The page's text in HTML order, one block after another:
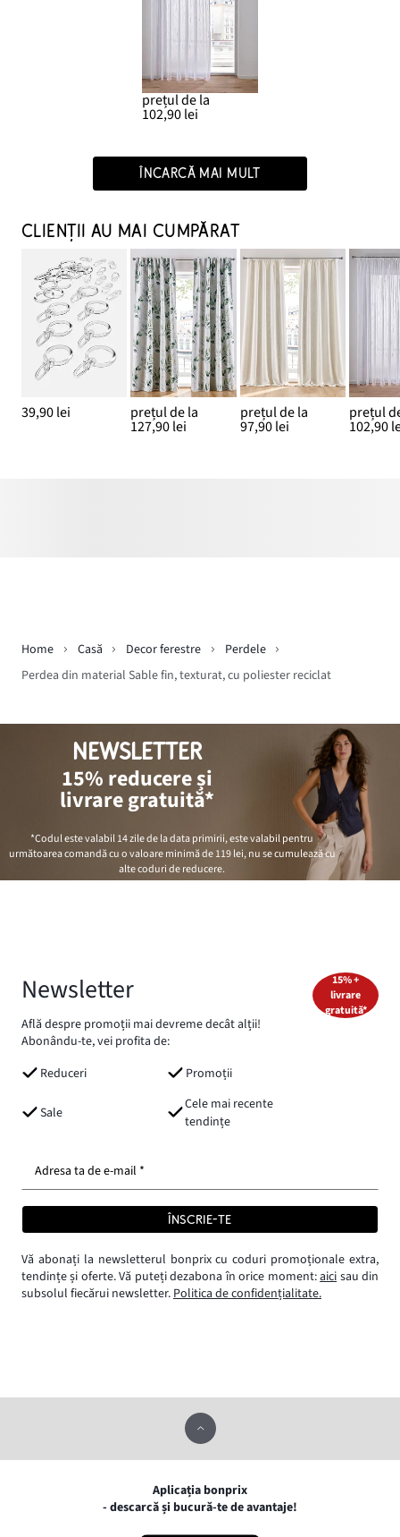
prețul de la
102,90 lei
ÎNCARCĂ MAI MULT
CLIENȚII AU MAI CUMPĂRAT
39,90 lei prețul de la
127,90 lei
prețul de la
97,90 lei
prețul
102,90
Home Casă Decor ferestre
Perdele
Perdea din material Sable fin, texturat, cu poliester reciclat
NEWSLETTER
15% reducere și
livrare gratuită*
*Codul este valabil 14 zile de la data primirii, este valabil pentru
următoarea comandă cu o valoare minimă de119 lei, nu se cumulează cu
alte coduri de reducere.
Newsletter
Află despre promoții mai devreme decât alții!
Abonându-te, vei profita de:
Reduceri
Promoții
Sale
Cele mai recente
tendințe
15% +
livrare
gratuită*
Adresa ta de e-mail *
ÎNSCRIE-TE
Vă abonați la newsletterul bonprix cu coduri promoționale extra,
tendințe și oferte. Vă puteți dezabona în orice moment:aici sau din
subsolul fiecărui newsletter.Politica de confidențialitate.
Aplicația bonprix
- descarcă și bucură-te de avantaje!